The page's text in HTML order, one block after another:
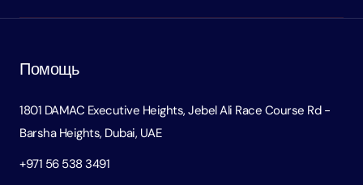
Помощь
1801 DAMAC Executive Heights, Jebel Ali Race Course Rd -
Barsha Heights, Dubai, UAE
+971 56 538 3491